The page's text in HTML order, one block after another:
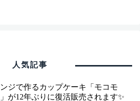
人気記事
ジで作るカップケーキ「モコモ
が12年ぶりに復活販売されます✨